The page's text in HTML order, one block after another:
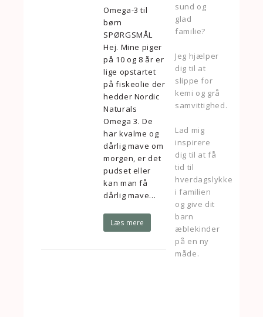
Omega-3 til
børn
SPØRGSMÅL
Hej. Mine piger
på 10 og 8 år er
lige opstartet
på fiskeolie der
hedder Nordic
Naturals
Omega 3. De
har kvalme og
dårlig mave om
morgen, er det
pudset eller
kan man få
dårlig mave…
Læs mere
sund og
glad
familie?
Jeg hjælper
dig til at
slippe for
kemi og grå
samvittighed.
Lad mig
inspirere
dig til at få
tid til
hverdagslykke
i familien
og give dit
barn
æblekinder
på en ny
måde.